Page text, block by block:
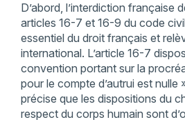
D’abord, l’interdiction française
articles 16-7 et 16-9 du code
essentiel du droit français et
international. L’article 16-7
convention portant sur la
pour le compte d’autrui est nulle
précise que les dispositions du
respect du corps humain sont